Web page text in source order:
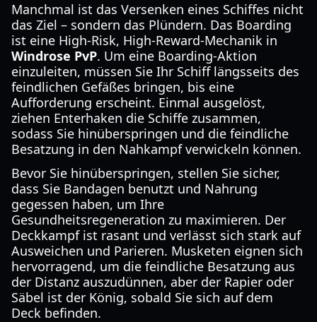
Manchmal ist das Versenken eines Schiffes nicht
das Ziel – sondern das Plündern. Das Boarding
ist eine High-Risk, High-Reward-Mechanik in
Windrose PvP. Um eine Boarding-Aktion
einzuleiten, müssen Sie Ihr Schiff längsseits des
feindlichen Gefäßes bringen, bis eine
Aufforderung erscheint. Einmal ausgelöst,
ziehen Enterhaken die Schiffe zusammen,
sodass Sie hinüberspringen und die feindliche
Besatzung in den Nahkampf verwickeln können.
Bevor Sie hinüberspringen, stellen Sie sicher,
dass Sie Bandagen benutzt und Nahrung
gegessen haben, um Ihre
Gesundheitsregeneration zu maximieren. Der
Deckkampf ist rasant und verlässt sich stark auf
Ausweichen und Parieren. Musketen eignen sich
hervorragend, um die feindliche Besatzung aus
der Distanz auszudünnen, aber der Rapier oder
Säbel ist der König, sobald Sie sich auf dem
Deck befinden.